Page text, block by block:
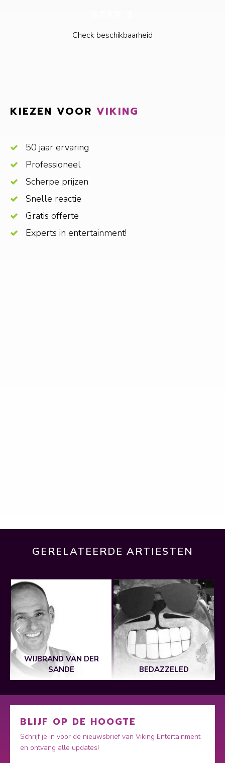
Check beschikbaarheid
KIEZEN VOOR VIKING
50 jaar ervaring
Professioneel
Scherpe prijzen
Snelle reactie
Gratis offerte
Experts in entertainment!
GERELATEERDE ARTIESTEN
WIJBRAND VAN DER
SANDE
BEDAZZELED
BLIJF OP DE HOOGTE
Schrijf je in voor de nieuwsbrief van Viking Entertainment
en ontvang alle updates!